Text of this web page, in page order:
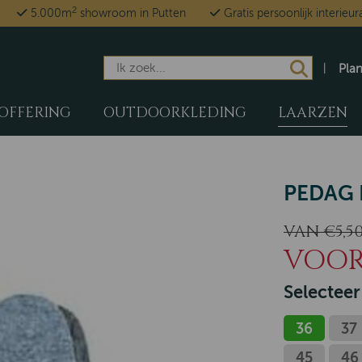
5.000m2 showroom in Putten Gratis persoonlijk
OUTDOORKLEDING LAARZEN
PEDAG
VAN
36
37
45
46